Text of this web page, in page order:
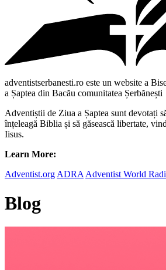
adventistserbanesti.ro este un website a
a Șaptea din Bacău comunitatea Șerbănești
Adventiștii de Ziua a Șaptea sunt devotați
înțeleagă Biblia și să găsească libertate,
Iisus.
Learn More:
Adventist.org ADRA Adventist World
Blog